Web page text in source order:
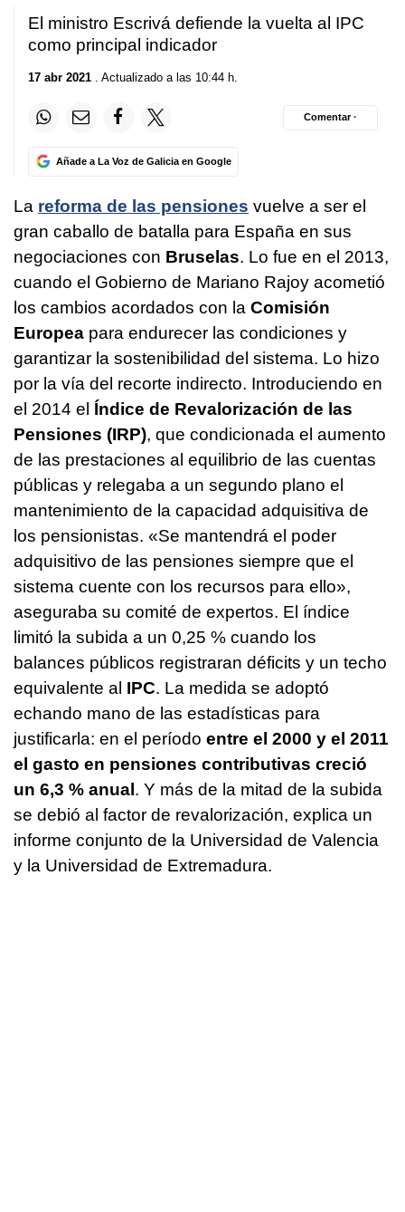
El ministro Escrivá defiende la vuelta al IPC
como principal indicador
17 abr 2021 . Actualizado a las 10:44 h.
Añade a La Voz de Galicia en Google
Comentar ·
La reforma de las pensiones vuelve a ser el
gran caballo de batalla para España en sus
negociaciones con Bruselas. Lo fue en el 2013,
cuando el Gobierno de Mariano Rajoy acometió
los cambios acordados con la Comisión
Europea para endurecer las condiciones y
garantizar la sostenibilidad del sistema. Lo hizo
por la vía del recorte indirecto. Introduciendo en
el 2014 el Índice de Revalorización de las
Pensiones (IRP), que condicionada el aumento
de las prestaciones al equilibrio de las cuentas
públicas y relegaba a un segundo plano el
mantenimiento de la capacidad adquisitiva de
los pensionistas. «Se mantendrá el poder
adquisitivo de las pensiones siempre que el
sistema cuente con los recursos para ello»,
aseguraba su comité de expertos. El índice
limitó la subida a un 0,25 % cuando los
balances públicos registraran déficits y un techo
equivalente al IPC. La medida se adoptó
echando mano de las estadísticas para
justificarla: en el período entre el 2000 y el 2011
el gasto en pensiones contributivas creció
un 6,3 % anual. Y más de la mitad de la subida
se debió al factor de revalorización, explica un
informe conjunto de la Universidad de Valencia
y la Universidad de Extremadura.